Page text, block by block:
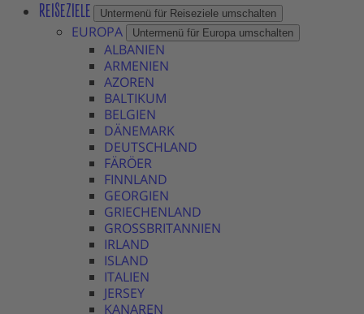
REISEZIELE Untermenü für Reiseziele umschalten
EUROPA Untermenü für Europa umschalten
ALBANIEN
ARMENIEN
AZOREN
BALTIKUM
BELGIEN
DÄNEMARK
DEUTSCHLAND
FÄRÖER
FINNLAND
GEORGIEN
GRIECHENLAND
GROSSBRITANNIEN
IRLAND
ISLAND
ITALIEN
JERSEY
KANAREN